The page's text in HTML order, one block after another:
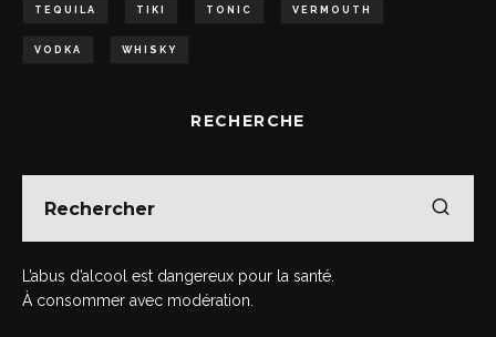
TEQUILA TIKI TONIC VERMOUTH
VODKA WHISKY
RECHERCHE
L’abus d’alcool est dangereux pour la santé.
À consommer avec modération.